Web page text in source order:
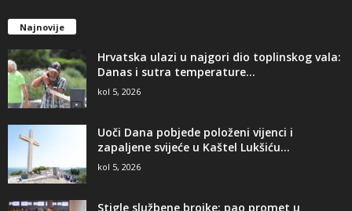
Najnovije
Hrvatska ulazi u najgori dio toplinskog vala:
Danas i sutra temperature...
kol 5, 2026
Uoči Dana pobjede položeni vijenci i
zapaljene svijeće u Kaštel Lukšiću...
kol 5, 2026
Stigle službene brojke: pao promet u